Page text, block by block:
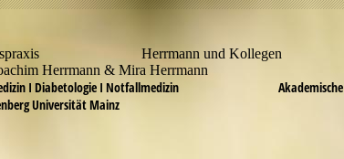
Herrmann und Kollegen
Herrmann & Mira Herrmann
Medizin I Diabetologie I Notfallmedizin Akademische
Universität Mainz